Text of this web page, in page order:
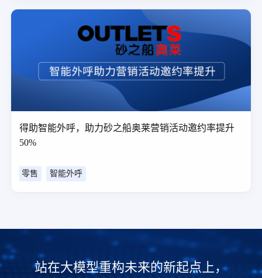
得助智能外呼，助力砂之船奥莱营销活动邀约率提升
50%
零售 智能外呼
站在大模型重构未来的新起点上，